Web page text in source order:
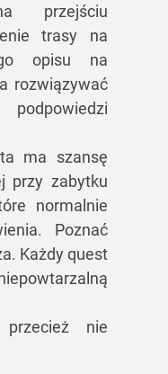
przejściu
trasy na
opisu na
rozwiązywać
ma szansę
przy zabytku
normalnie
Poznać
Każdy quest
nie